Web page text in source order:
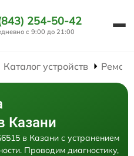
254-50-42
с 9:00 до 21:00
Каталог устройств
Казани
в Казани с устранением
Проводим диагностику,